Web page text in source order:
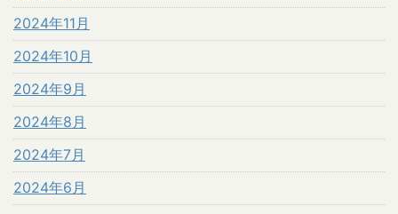
2024年11月
2024年10月
2024年9月
2024年8月
2024年7月
2024年6月